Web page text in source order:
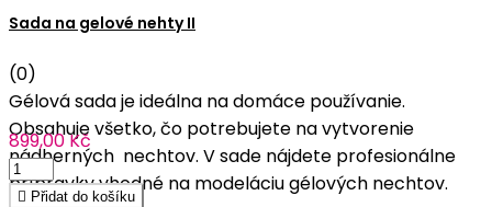
Sada na gelové nehty II
(0)
Gélová sada je ideálna na domáce používanie.
Obsahuje všetko, čo potrebujete na vytvorenie
nádherných nechtov. V sade nájdete profesionálne
prípravky vhodné na modeláciu gélových nechtov.
899,00 Kč
 Přidat do košíku